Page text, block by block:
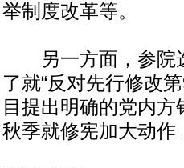
举制度改革等。
另一方面，参院选
了就“反对先行修改
目提出明确的党内
秋季就修宪加大动作